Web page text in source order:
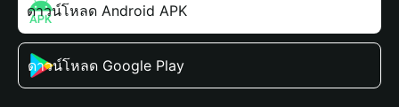
ดาวน์โหลด Android APK
ดาวน์โหลด Google Play